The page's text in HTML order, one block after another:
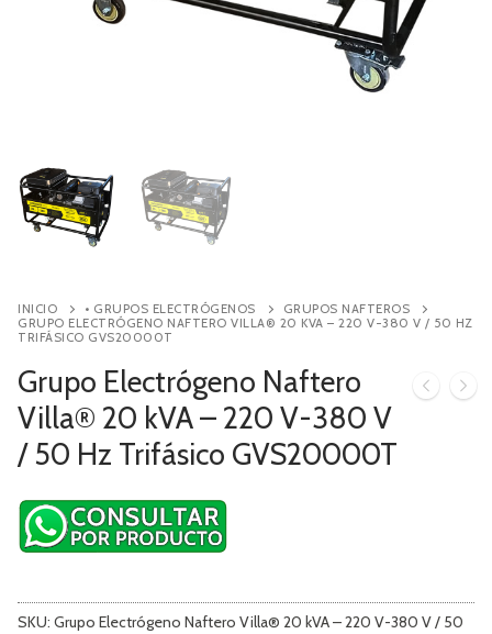
INICIO • GRUPOS ELECTRÓGENOS
GRUPOS NAFTEROS
GRUPO ELECTRÓGENO NAFTERO VILLA® 20 KVA – 220 V-380 V / 50 HZ
TRIFÁSICO GVS20000T
Grupo Electrógeno Naftero
Villa® 20 kVA – 220 V-380 V
/ 50 Hz Trifásico GVS20000T
SKU: Grupo Electrógeno Naftero Villa® 20 kVA – 220 V-380 V / 50